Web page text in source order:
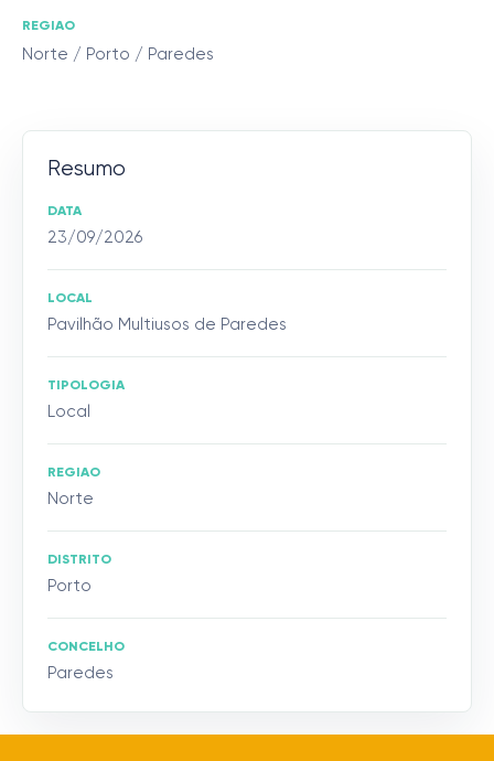
REGIAO
Norte / Porto / Paredes
Resumo
DATA
23/09/2026
LOCAL
Pavilhão Multiusos de Paredes
TIPOLOGIA
Local
REGIAO
Norte
DISTRITO
Porto
CONCELHO
Paredes